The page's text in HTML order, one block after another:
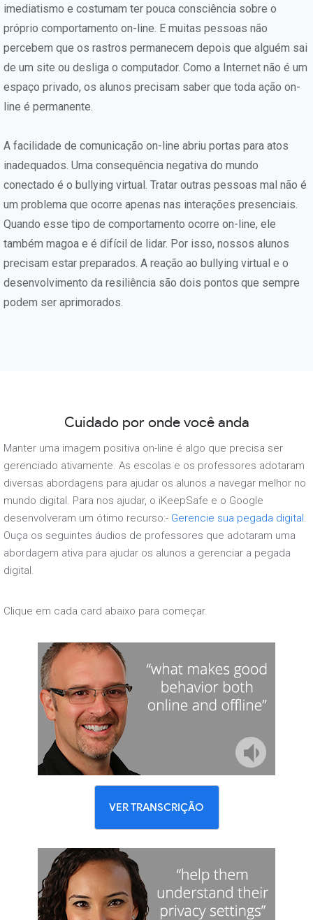
imediatismo e costumam ter pouca consciência sobre o
próprio comportamento on-line. E muitas pessoas não
percebem que os rastros permanecem depois que alguém sai
de um site ou desliga o computador. Como a Internet não é um
espaço privado, os alunos precisam saber que toda ação on-
line é permanente.
A facilidade de comunicação on-line abriu portas para atos
inadequados. Uma consequência negativa do mundo
conectado é o bullying virtual. Tratar outras pessoas mal não é
um problema que ocorre apenas nas interações presenciais.
Quando esse tipo de comportamento ocorre on-line, ele
também magoa e é difícil de lidar. Por isso, nossos alunos
precisam estar preparados. A reação ao bullying virtual e o
desenvolvimento da resiliência são dois pontos que sempre
podem ser aprimorados.
Cuidado por onde você anda
Manter uma imagem positiva on-line é algo que precisa ser
gerenciado ativamente. As escolas e os professores adotaram
diversas abordagens para ajudar os alunos a navegar melhor no
mundo digital. Para nos ajudar, o iKeepSafe e o Google
desenvolveram um ótimo recurso:- Gerencie sua pegada digital.
Ouça os seguintes áudios de professores que adotaram uma
abordagem ativa para ajudar os alunos a gerenciar a pegada
digital.
Clique em cada card abaixo para começar.
VER TRANSCRIÇÃO